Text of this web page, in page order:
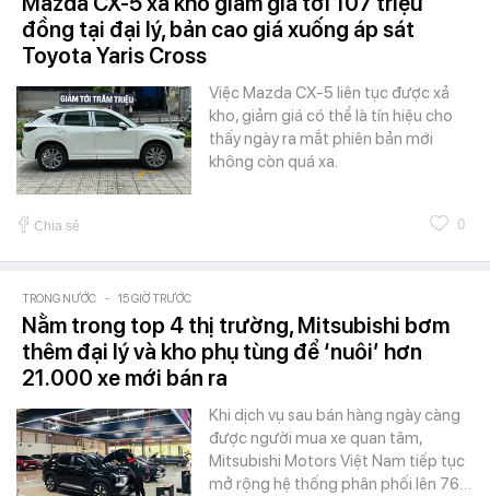
đồng tại đại lý, bản cao giá xuống áp sát
Toyota Yaris Cross
Việc Mazda CX-5 liên tục được xả
kho, giảm giá có thể là tín hiệu cho
thấy ngày ra mắt phiên bản mới
không còn quá xa.
Chia sẻ 0
TRONG NƯỚC - 15 GIỜ TRƯỚC
Nằm trong top 4 thị trường, Mitsubishi bơm
thêm đại lý và kho phụ tùng để ‘nuôi’ hơn
21.000 xe mới bán ra
Khi dịch vụ sau bán hàng ngày càng
được người mua xe quan tâm,
Mitsubishi Motors Việt Nam tiếp tục
mở rộng hệ thống phân phối lên 76…